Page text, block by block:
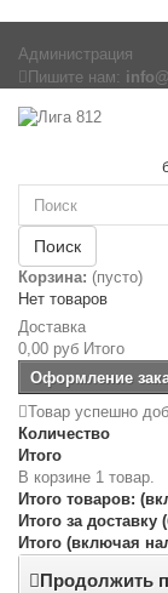
Администрация
Пишите нам:
Поиск
Корзина: (пусто)
Нет товаров
Доставка
0,00 руб Итого
Оформление
Товар успешно
Количество
Итого
В корзине 1 товар.
Итого товаров:
Итого за доставку
Итого (включая
Продолжить